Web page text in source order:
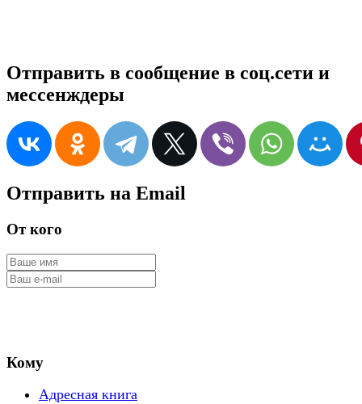
Отправить в сообщение в соц.сети и
мессенждеры
Отправить на Email
От кого
Кому
Адресная книга